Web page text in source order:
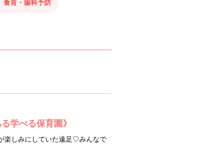
食育・歯科予防
学べる保育園》
楽しみにしていた遠足♡みんなで